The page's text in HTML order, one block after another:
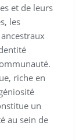
et de leurs
les
riche en
un
au sein de